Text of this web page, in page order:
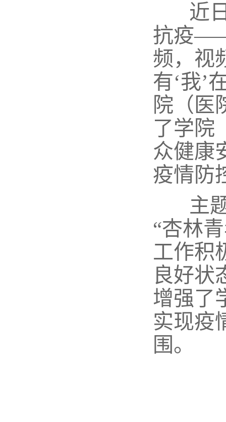
近
抗疫——
频，视
有‘我’
院（医
了学院
众健康
疫情防
主
“杏林
工作积
良好状
增强了
实现疫
围。